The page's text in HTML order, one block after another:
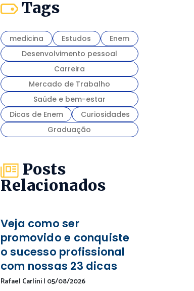
Tags
medicina Estudos
Enem
Desenvolvimento pessoal
Carreira
Mercado de Trabalho
Saúde e bem-estar
Dicas de Enem
Curiosidades
Graduação
Posts
Relacionados
Veja como ser
promovido e conquiste
o sucesso profissional
com nossas 23 dicas
Rafael Carlini| 05/08/2026